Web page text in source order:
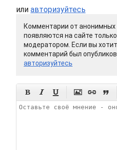
или авторизуйтесь
Комментарии от анонимных
появляются на сайте
модератором. Если вы
комментарий был
авторизуйтесь
     